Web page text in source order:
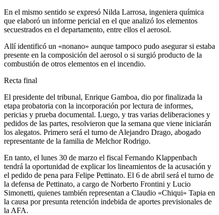
En el mismo sentido se expresó Nilda Larrosa, ingeniera química
que elaboró un informe pericial en el que analizó los elementos
secuestrados en el departamento, entre ellos el aerosol.
Allí identificó un «nonano» aunque tampoco pudo asegurar si estaba
presente en la composición del aerosol o si surgió producto de la
combustión de otros elementos en el incendio.
Recta final
El presidente del tribunal, Enrique Gamboa, dio por finalizada la
etapa probatoria con la incorporación por lectura de informes,
pericias y prueba documental. Luego, y tras varias deliberaciones y
pedidos de las partes, resolvieron que la semana que viene iniciarán
los alegatos. Primero será el turno de Alejandro Drago, abogado
representante de la familia de Melchor Rodrigo.
En tanto, el lunes 30 de marzo el fiscal Fernando Klappenbach
tendrá la oportunidad de explicar los lineamientos de la acusación y
el pedido de pena para Felipe Pettinato. El 6 de abril será el turno de
la defensa de Pettinato, a cargo de Norberto Frontini y Lucio
Simonetti, quienes también representan a Claudio «Chiqui» Tapia en
la causa por presunta retención indebida de aportes previsionales de
la AFA.